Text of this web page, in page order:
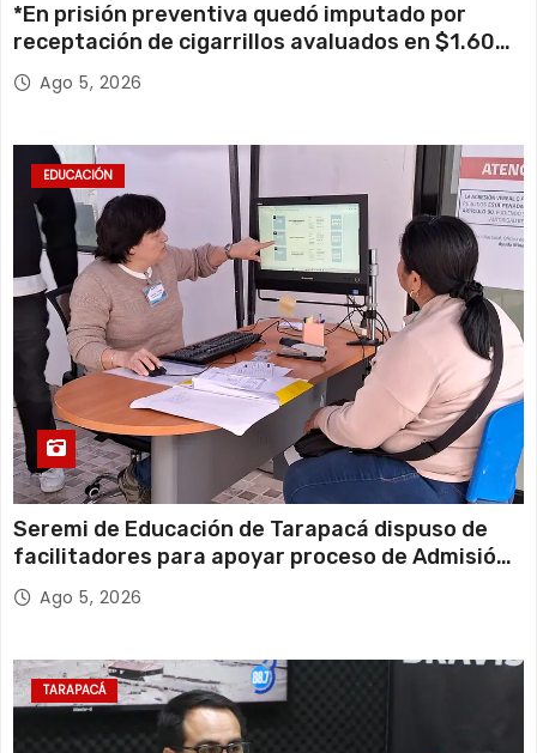
*En prisión preventiva quedó imputado por
receptación de cigarrillos avaluados en $1.600
millones*
Ago 5, 2026
EDUCACIÓN
Seremi de Educación de Tarapacá dispuso de
facilitadores para apoyar proceso de Admisión
Escolar 2027
Ago 5, 2026
TARAPACÁ